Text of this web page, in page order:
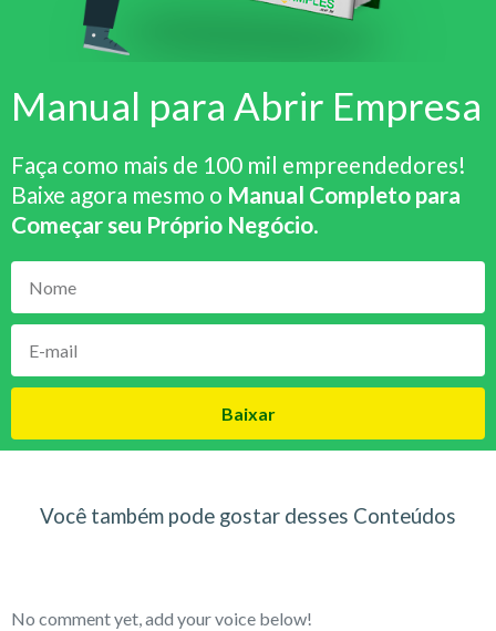
Manual para Abrir Empresa
Faça como mais de 100 mil empreendedores!
Baixe agora mesmo o Manual Completo para
Começar seu Próprio Negócio.
Baixar
Você também pode gostar desses Conteúdos
No comment yet, add your voice below!